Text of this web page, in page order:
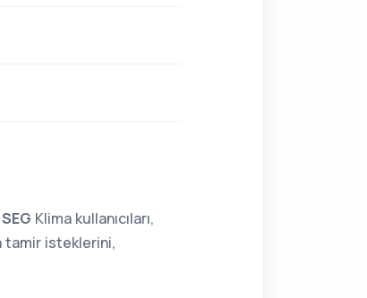
SEG Klima kullanıcıları,
tamir isteklerini,